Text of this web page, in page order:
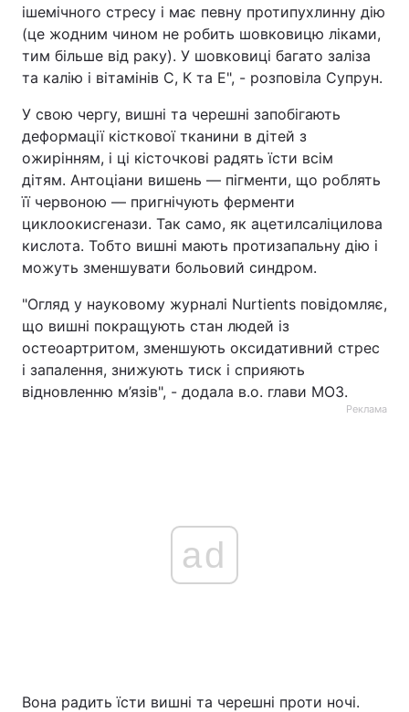
ішемічного стресу і має певну протипухлинну дію
(це жодним чином не робить шовковицю ліками,
тим більше від раку). У шовковиці багато заліза
та калію і вітамінів С, К та Е", - розповіла Супрун.
У свою чергу, вишні та черешні запобігають
деформації кісткової тканини в дітей з
ожирінням, і ці кісточкові радять їсти всім
дітям. Антоціани вишень — пігменти, що роблять
її червоною — пригнічують ферменти
циклоокисгенази. Так само, як ацетилсаліцилова
кислота. Тобто вишні мають протизапальну дію і
можуть зменшувати больовий синдром.
"Огляд у науковому журналі Nurtients повідомляє,
що вишні покращують стан людей із
остеоартритом, зменшують оксидативний стрес
і запалення, знижують тиск і сприяють
відновленню м’язів", - додала в.о. глави МОЗ.
Реклама
ad
Вона радить їсти вишні та черешні проти ночі.